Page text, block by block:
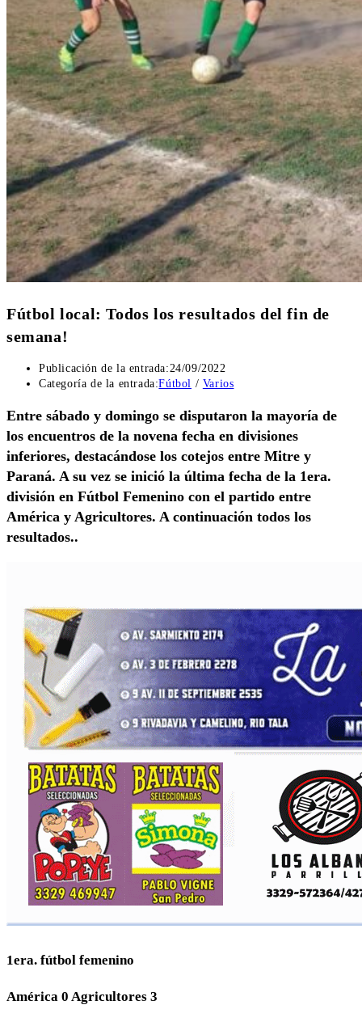
Fútbol local: Todos los resultados del fin de
semana!
Publicación de la entrada:24/09/2022
Categoría de la entrada:Fútbol / Varios
Entre sábado y domingo se disputaron la mayoría de
los encuentros de la novena fecha en divisiones
inferiores, destacándose los cotejos entre Mitre y
Paraná. A su vez se inició la última fecha de la 1era.
división en Fútbol Femenino con el partido entre
América y Agricultores. A continuación todos los
resultados..
1era. fútbol femenino
América 0 Agricultores 3